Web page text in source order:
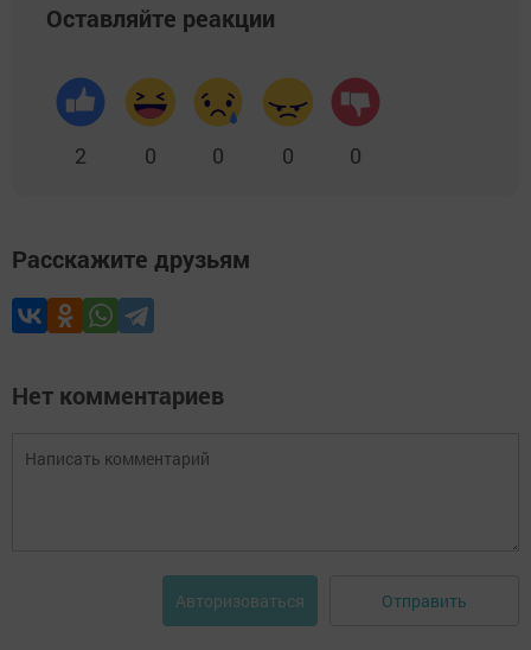
Оставляйте реакции
2 0 0 0 0
Расскажите друзьям
Нет комментариев
Авторизоваться Отправить